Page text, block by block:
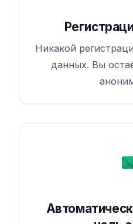
Никакой
данных. Вы